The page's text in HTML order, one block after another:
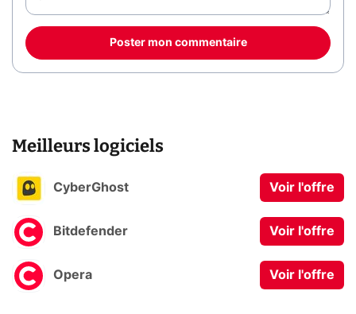
Poster mon commentaire
Meilleurs logiciels
CyberGhost Voir l'offre
Bitdefender Voir l'offre
Opera Voir l'offre